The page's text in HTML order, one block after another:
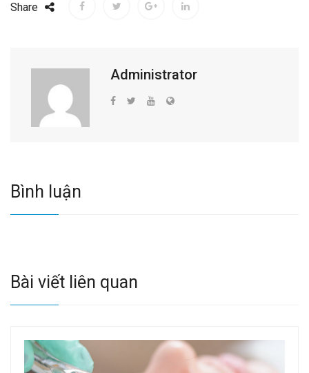
Share
Administrator
Bình luận
Bài viết liên quan